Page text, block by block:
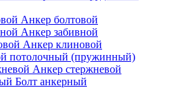
Анкер болтовой
Анкер забивной
Анкер клиновой
потолочный (пружинный)
Анкер стержневой
Болт анкерный